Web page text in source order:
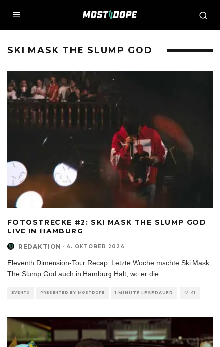
SKI MASK THE SLUMP GOD
FOTOSTRECKE #2: SKI MASK THE SLUMP GOD
LIVE IN HAMBURG
REDAKTION · 4. OKTOBER 2024
Eleventh Dimension-Tour Recap: Letzte Woche machte Ski Mask
The Slump God auch in Hamburg Halt, wo er die
EVENTS PRESENTED BY MOSTDOPE 1 MINUTE LESEDAUER 41